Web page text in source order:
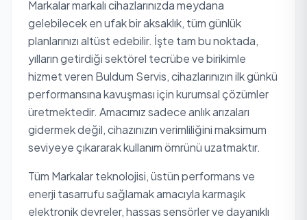
Markalar markalı cihazlarınızda meydana
gelebilecek en ufak bir aksaklık, tüm günlük
planlarınızı altüst edebilir. İşte tam bu noktada,
yılların getirdiği sektörel tecrübe ve birikimle
hizmet veren Buldum Servis, cihazlarınızın ilk günkü
performansına kavuşması için kurumsal çözümler
üretmektedir. Amacımız sadece anlık arızaları
gidermek değil, cihazınızın verimliliğini maksimum
seviyeye çıkararak kullanım ömrünü uzatmaktır.
Tüm Markalar teknolojisi, üstün performans ve
enerji tasarrufu sağlamak amacıyla karmaşık
elektronik devreler, hassas sensörler ve dayanıklı